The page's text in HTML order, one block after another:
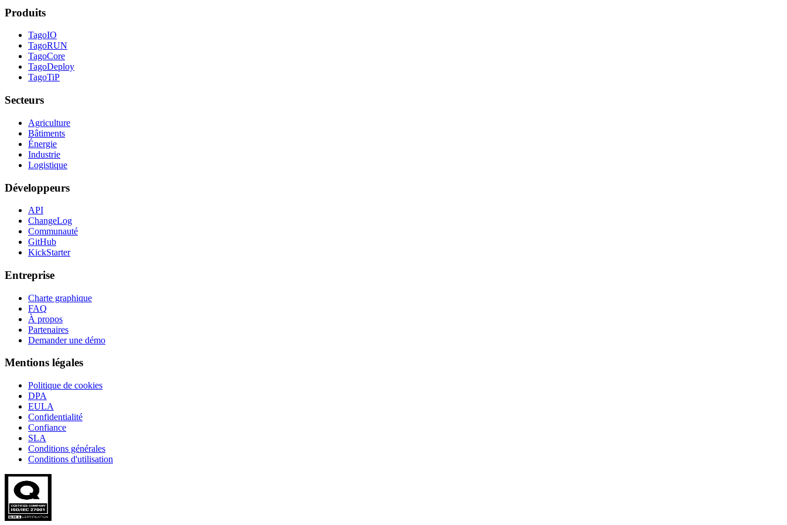
Produits
TagoIO
TagoRUN
TagoCore
TagoDeploy
TagoTiP
Secteurs
Agriculture
Bâtiments
Énergie
Industrie
Logistique
Développeurs
API
ChangeLog
Communauté
GitHub
KickStarter
Entreprise
Charte graphique
FAQ
À propos
Partenaires
Demander une démo
Mentions légales
Politique de cookies
DPA
EULA
Confidentialité
Confiance
SLA
Conditions générales
Conditions d'utilisation